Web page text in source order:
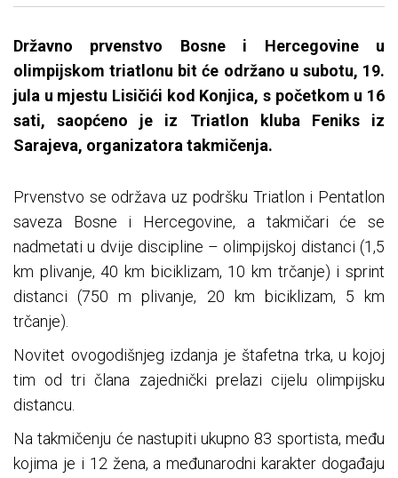
Državno prvenstvo Bosne i Hercegovine u
olimpijskom triatlonu bit će održano u subotu, 19.
jula u mjestu Lisičići kod Konjica, s početkom u 16
sati, saopćeno je iz Triatlon kluba Feniks iz
Sarajeva, organizatora takmičenja.
Prvenstvo se održava uz podršku Triatlon i Pentatlon
saveza Bosne i Hercegovine, a takmičari će se
nadmetati u dvije discipline – olimpijskoj distanci (1,5
km plivanje, 40 km biciklizam, 10 km trčanje) i sprint
distanci (750 m plivanje, 20 km biciklizam, 5 km
trčanje).
Novitet ovogodišnjeg izdanja je štafetna trka, u kojoj
tim od tri člana zajednički prelazi cijelu olimpijsku
distancu.
Na takmičenju će nastupiti ukupno 83 sportista, među
kojima je i 12 žena, a međunarodni karakter događaju